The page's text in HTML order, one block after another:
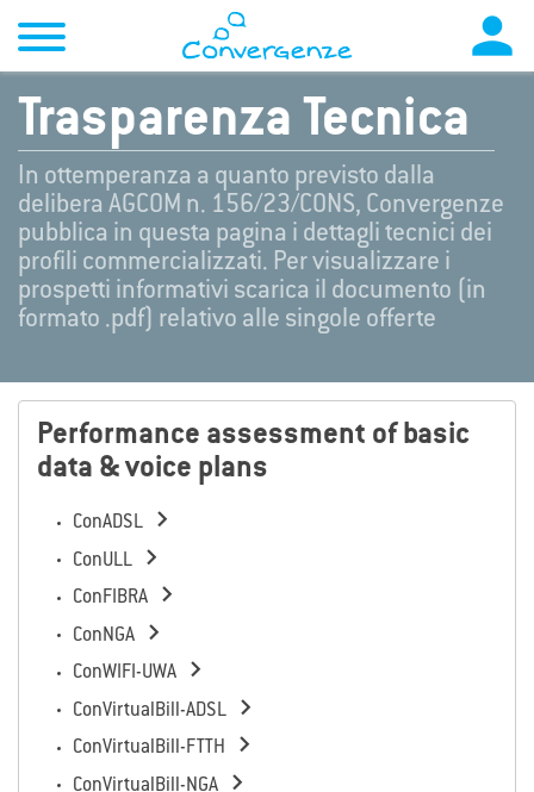

Trasparenza Tecnica
In ottemperanza a quanto previsto dalla
delibera AGCOM n. 156/23/CONS, Convergenze
pubblica in questa pagina i dettagli tecnici dei
profili commercializzati. Per visualizzare i
prospetti informativi scarica il documento (in
formato .pdf) relativo alle singole offerte
Performance assessment of basic
data & voice plans
ConADSL 
ConULL 
ConFIBRA 
ConNGA 
ConWIFI-UWA 
ConVirtualBill-ADSL 
ConVirtualBill-FTTH 
ConVirtualBill-NGA 